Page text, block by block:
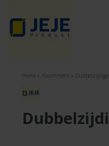
Home » Assortiment »